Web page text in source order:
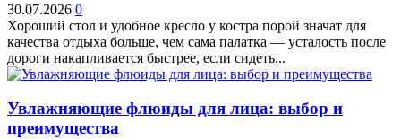
30.07.2026 0
Хороший стол и удобное кресло у костра порой значат для
качества отдыха больше, чем сама палатка — усталость после
дороги накапливается быстрее, если сидеть...
Увлажняющие флюиды для лица: выбор и
преимущества